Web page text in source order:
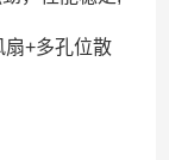
扇+多孔位散